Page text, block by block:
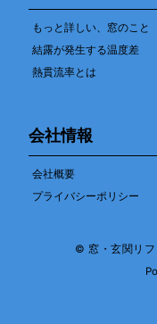
もっと詳しい、窓のこと
結露が発生する温度差
熱貫流率とは
会社情報
会社概要
プライバシーポリシー
© 窓・玄関リ